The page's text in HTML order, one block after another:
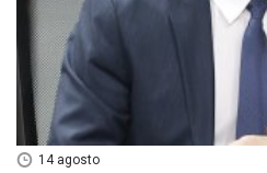
14 agosto